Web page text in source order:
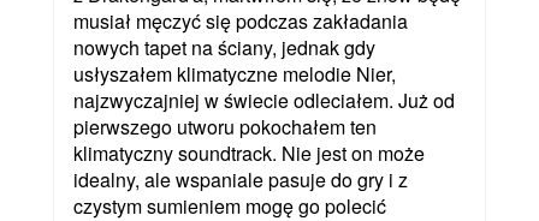
musiał męczyć się podczas zakładania
nowych tapet na ściany, jednak gdy
usłyszałem klimatyczne melodie Nier,
najzwyczajniej w świecie odleciałem. Już od
pierwszego utworu pokochałem ten
klimatyczny soundtrack. Nie jest on może
idealny, ale wspaniale pasuje do gry i z
czystym sumieniem mogę go polecić